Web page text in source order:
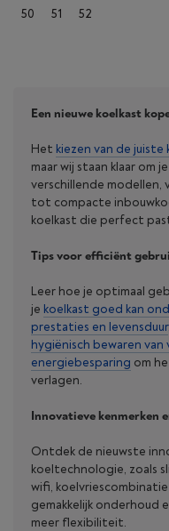
50
51 52
Een nieuwe koelkast
Het kiezen van de juiste
maar wij staan klaar om
verschillende modellen,
tot compacte
koelkast die perfect
Tips voor efficiënt
Leer hoe je optimaal
je koelkast goed kan
prestaties en levensduur
hygiënisch bewaren
energiebesparing om
verlagen.
Innovatieve kenmerken
Ontdek de nieuwste
koeltechnologie, zoals
wifi,
gemakkelijk
meer flexibiliteit.